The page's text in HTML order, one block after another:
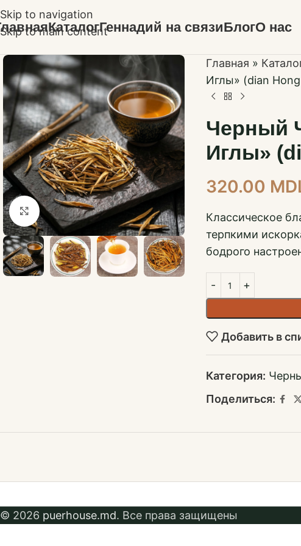
Skip to navigation
Skip to main content
КаталогГеннадий на связиБлогО нас
Нажмите, чтобы увеличить
Главная »
Иглы» (dian
Черный
Иглы»
320.00
Классическое
терпкими
бодрого
Добавить в
Категория:
Поделиться:
© 2026 puerhouse.md. Все права защищены